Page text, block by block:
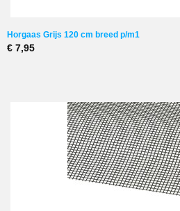
Horgaas Grijs 120 cm breed p/m1
€ 7,95